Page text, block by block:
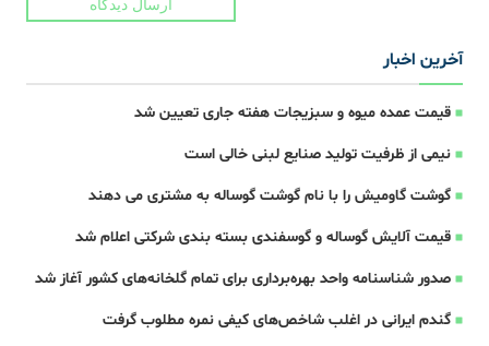
ارسال دیدگاه
آخرین اخبار
قیمت عمده میوه و سبزیجات هفته جاری تعیین شد
نیمی از ظرفیت تولید صنایع لبنی خالی است
گوشت گاومیش را با نام گوشت گوساله به مشتری می دهند
قیمت آلایش گوساله و گوسفندی بسته بندی شرکتی اعلام شد
صدور شناسنامه واحد بهره‌برداری برای تمام گلخانه‌های کشور آغاز شد
گندم ایرانی در اغلب شاخص‌های کیفی نمره مطلوب گرفت